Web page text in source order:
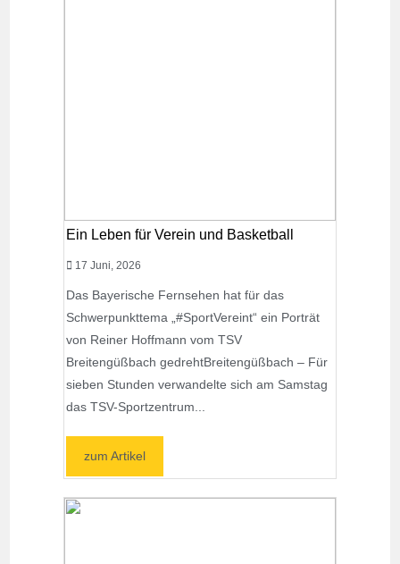
Ein Leben für Verein und Basketball
17 Juni, 2026
Das Bayerische Fernsehen hat für das
Schwerpunkttema „#SportVereint“ ein Porträt
von Reiner Hoffmann vom TSV
Breitengüßbach gedrehtBreitengüßbach – Für
sieben Stunden verwandelte sich am Samstag
das TSV-Sportzentrum...
zum Artikel